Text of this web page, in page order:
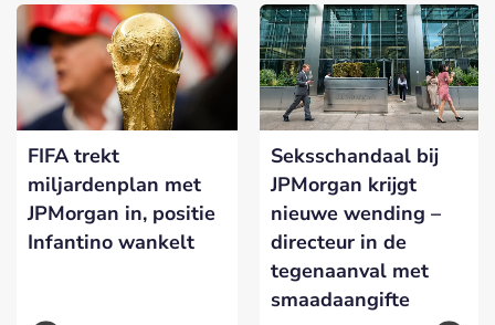
FIFA trekt
miljardenplan met
JPMorgan in, positie
Infantino wankelt
Seksschandaal bij
JPMorgan krijgt
nieuwe wending –
directeur in de
tegenaanval met
smaadaangifte